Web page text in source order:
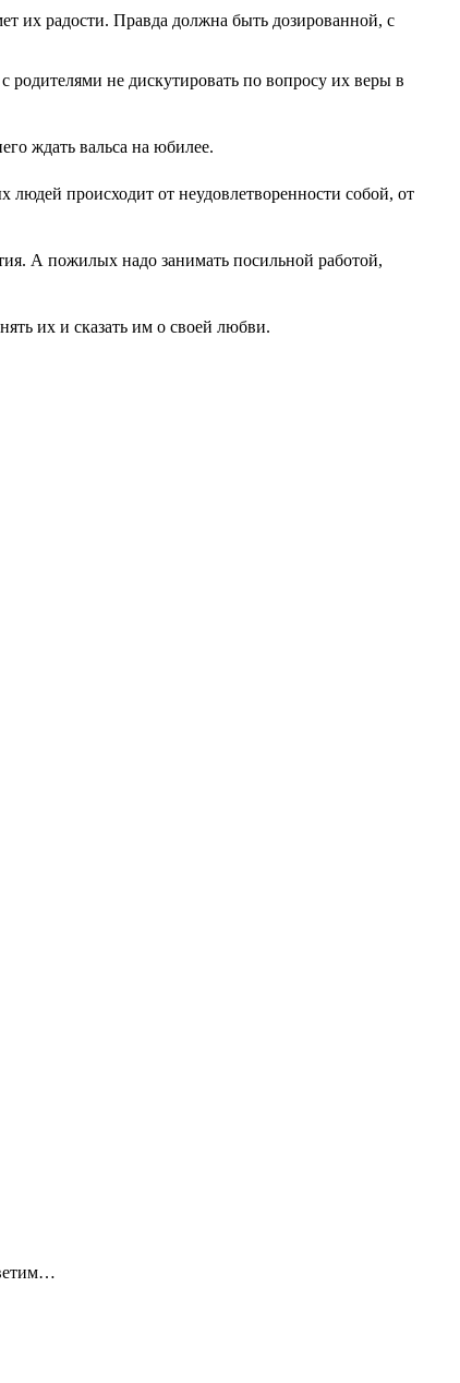
их радости. Правда должна быть дозированной, с
не дискутировать по вопросу их веры в
ждать вальса на юбилее.
людей происходит от неудовлетворенности собой, от
А пожилых надо занимать посильной работой,
их и сказать им о своей любви.